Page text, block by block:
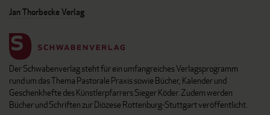
Jan Thorbecke Verlag
Der Schwabenverlag steht für ein umfangreiches Verlagsprogramm
rund um das Thema Pastorale Praxis sowie Bücher, Kalender und
Geschenkhefte des Künstlerpfarrers Sieger Köder. Zudem werden
Bücher und Schriften zur Diözese Rottenburg-Stuttgart veröffentlicht.